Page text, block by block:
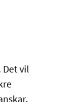
Det vil